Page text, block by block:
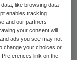
formuleren.
like browsing data
enables tracking
and our partners
your consent will
ads you see may not
change your choices or
link on the